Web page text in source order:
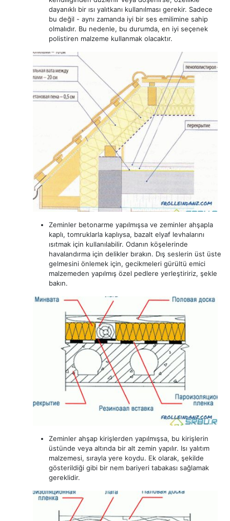
dayanıklı bir ısı yalıtkanı kullanılması gerekir. Sadece
bu değil - aynı zamanda iyi bir ses emilimine sahip
olmalıdır. Bu nedenle, bu durumda, en iyi seçenek
polistiren malzeme kullanmak olacaktır.
Zeminler betonarme yapılmışsa ve zeminler ahşapla
kaplı, tomruklarla kaplıysa, bazalt elyaf levhalarını
ısıtmak için kullanılabilir. Odanın köşelerinde
havalandırma için delikler bırakın. Dış seslerin üst üste
gelmesini önlemek için, gecikmeleri gürültü emici
malzemeden yapılmış özel pedlere yerleştiririz, şekle
bakın.
Zeminler ahşap kirişlerden yapılmışsa, bu kirişlerin
üstünde veya altında bir alt zemin yapılır. Isı yalıtım
malzemesi, sırayla yere koydu. Ek olarak, şekilde
gösterildiği gibi bir nem bariyeri tabakası sağlamak
gereklidir.